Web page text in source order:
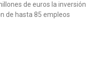
de euros la inversión
de hasta 85 empleos